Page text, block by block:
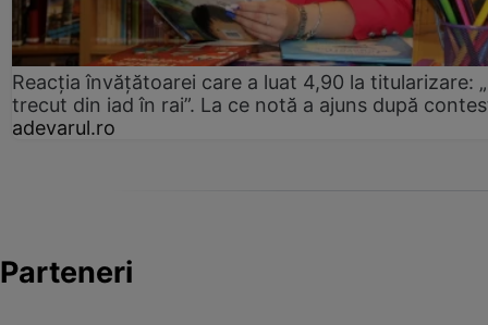
Reacția învățătoarei care a luat 4,90 la titularizare:
trecut din iad în rai”. La ce notă a ajuns după
adevarul.ro
Parteneri